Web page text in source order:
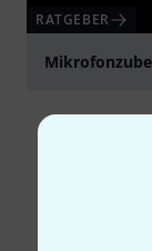
RATGEBER